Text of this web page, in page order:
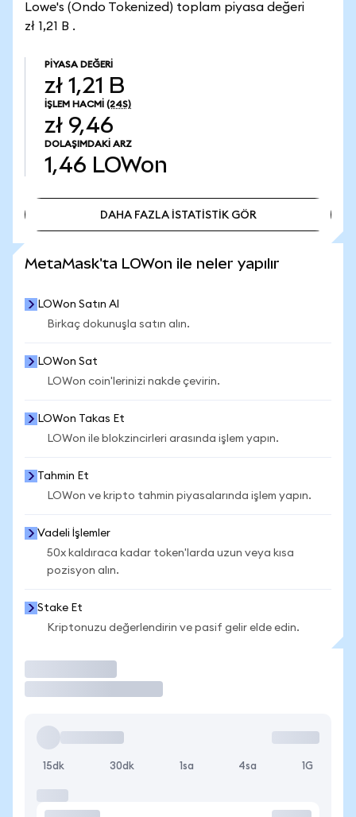
Lowe's (Ondo Tokenized) toplam piyasa değeri
zł 1,21 B .
PIYASA DEĞERI
zł 1,21 B
İŞLEM HACMI (24S)
zł 9,46
DOLAŞIMDAKI ARZ
1,46 LOWon
DAHA FAZLA İSTATİSTİK GÖR
MetaMask'ta LOWon ile neler yapılır
LOWon Satın Al
Birkaç dokunuşla satın alın.
LOWon Sat
LOWon coin'lerinizi nakde çevirin.
LOWon Takas Et
LOWon ile blokzincirleri arasında işlem yapın.
Tahmin Et
LOWon ve kripto tahmin piyasalarında işlem yapın.
Vadeli İşlemler
50x kaldıraca kadar token'larda uzun veya kısa
pozisyon alın.
Stake Et
Kriptonuzu değerlendirin ve pasif gelir elde edin.
15dk 30dk 1sa 4sa 1G